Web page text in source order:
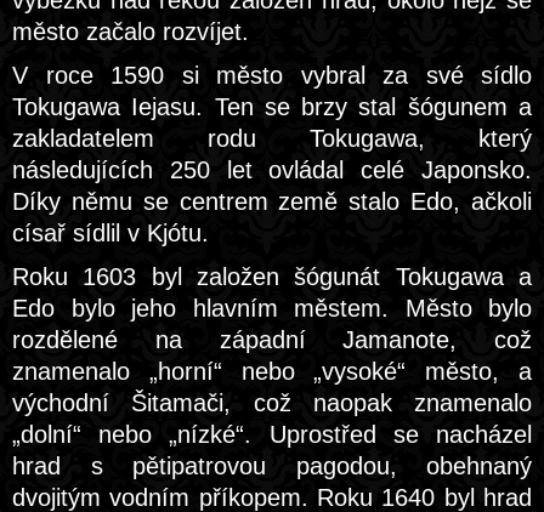
město začalo rozvíjet.
V roce 1590 si město vybral za své sídlo
Tokugawa Iejasu. Ten se brzy stal šógunem a
zakladatelem rodu Tokugawa, který
následujících 250 let ovládal celé Japonsko.
Díky němu se centrem země stalo Edo, ačkoli
císař sídlil v Kjótu.
Roku 1603 byl založen šógunát Tokugawa a
Edo bylo jeho hlavním městem. Město bylo
rozdělené na západní Jamanote, což
znamenalo „horní“ nebo „vysoké“ město, a
východní Šitamači, což naopak znamenalo
„dolní“ nebo „nízké“. Uprostřed se nacházel
hrad s pětipatrovou pagodou, obehnaný
dvojitým vodním příkopem. Roku 1640 byl hrad